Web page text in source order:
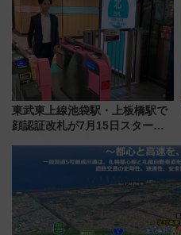
東武東上線池袋駅・上板橋駅で
顔認証改札が7月15日スター